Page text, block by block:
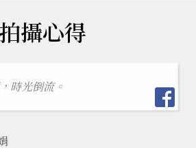
拍攝心得
餐點美味，環境優美，我們在